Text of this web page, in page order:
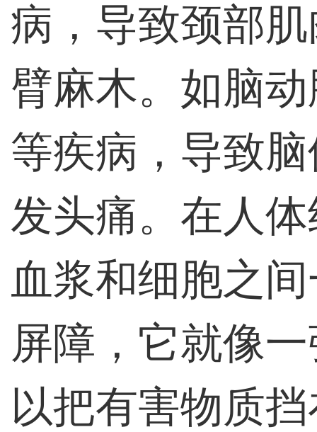
病，导致颈部
臂麻木。如脑
等疾病，导致
发头痛。在人
血浆和细胞之
屏障，它就像
以把有害物质